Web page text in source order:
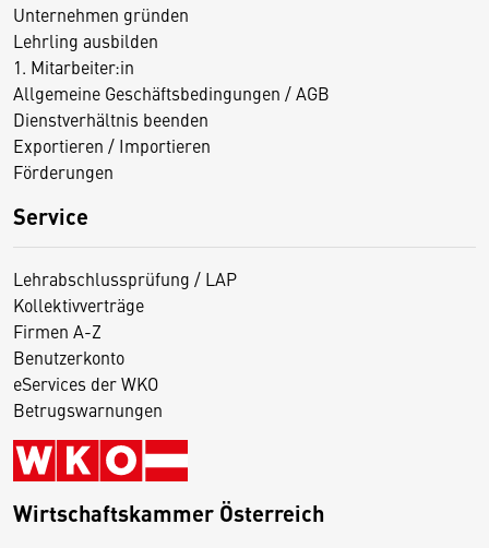
Unternehmen gründen
Lehrling ausbilden
1. Mitarbeiter:in
Allgemeine Geschäftsbedingungen / AGB
Dienstverhältnis beenden
Exportieren / Importieren
Förderungen
Service
Lehrabschlussprüfung / LAP
Kollektivverträge
Firmen A-Z
Benutzerkonto
eServices der WKO
Betrugswarnungen
Wirtschaftskammer Österreich